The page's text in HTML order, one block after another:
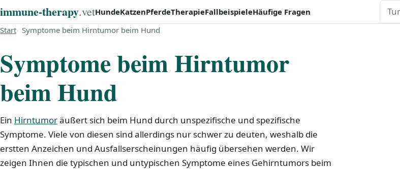
immune‑therapy.vetHundeKatzenPferdeTherapieFallbeispieleHäufige Fragen
Start Symptome beim Hirntumor beim Hund
Symptome beim Hirntumor
beim Hund
Ein Hirntumoräußert sich beim Hund durch unspezifische und spezifische
Symptome. Viele von diesen sind allerdings nur schwer zu deuten, weshalb die
erstten Anzeichen und Ausfallserscheinungen häufig übersehen werden. Wir
zeigen Ihnen die typischen und untypischen Symptome eines Gehirntumors beim